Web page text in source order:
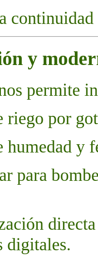
y
permite
riego por
humedad
para
digitales.